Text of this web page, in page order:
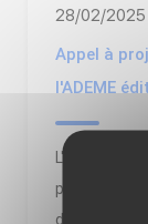
28/02/2025
Appel à
l'ADEME
L'ADEME
projets de
dépôt des